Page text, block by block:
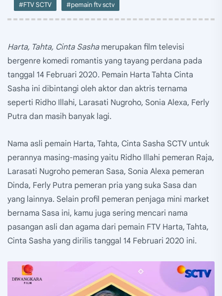
#FTV SCTV #pemain ftv sctv
Harta, Tahta, Cinta Sashamerupakan film televisi
bergenre komedi romantis yang tayang perdana pada
tanggal 14 Februari 2020. Pemain Harta Tahta Cinta
Sasha ini dibintangi oleh aktor dan aktris ternama
seperti Ridho Illahi, Larasati Nugroho, Sonia Alexa, Ferly
Putra dan masih banyak lagi.
Nama asli pemain Harta, Tahta, Cinta Sasha SCTV untuk
perannya masing-masing yaitu Ridho Illahi pemeran Raja,
Larasati Nugroho pemeran Sasa, Sonia Alexa pemeran
Dinda, Ferly Putra pemeran pria yang suka Sasa dan
yang lainnya. Selain profil pemeran penjaga mini market
bernama Sasa ini, kamu juga sering mencari nama
pasangan asli dan agama dari pemain FTV Harta, Tahta,
Cinta Sasha yang dirilis tanggal 14 Februari 2020 ini.